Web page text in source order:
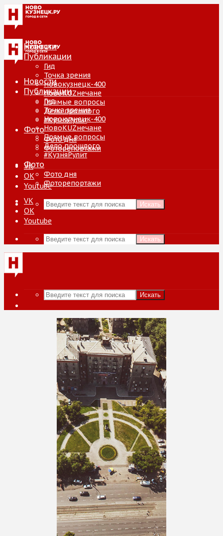
Новости
Публикации
Гид
Точка зрения
Новокузнецк-400
НовоKUZнечане
Прямые вопросы
Дело прошлого
#КузняРулит
Фото
Фото дня
Фоторепортажи
VK
ОК
Youtube
Искать
Новости
Публикации
Гид
Точка зрения
Новокузнецк-400
НовоKUZнечане
Прямые вопросы
Дело прошлого
#КузняРулит
Фото
Фото дня
Фоторепортажи
VK
ОК
Youtube
Искать
Искать